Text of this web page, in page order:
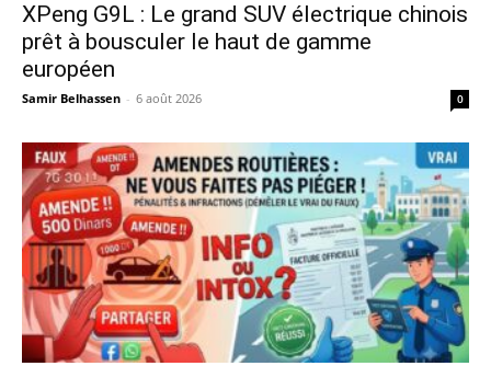
XPeng G9L : Le grand SUV électrique chinois
prêt à bousculer le haut de gamme
européen
Samir Belhassen - 6 août 2026 0